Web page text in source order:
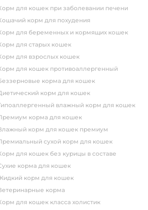
корм для кошек при заболевании печени
кошачий корм для похудения
корм для беременных и кормящих кошек
корм для старых кошек
корм для взрослых кошек
корм для кошек противоаллергенный
беззерновые корма для кошек
диетический корм для кошек
гипоаллергенный влажный корм для кошек
премиум корма для кошек
влажный корм для кошек премиум
премиальный сухой корм для кошек
корм для кошек без курицы в составе
сухие корма для кошек
жидкий корм для кошек
ветеринарные корма
корм для кошек класса холистик